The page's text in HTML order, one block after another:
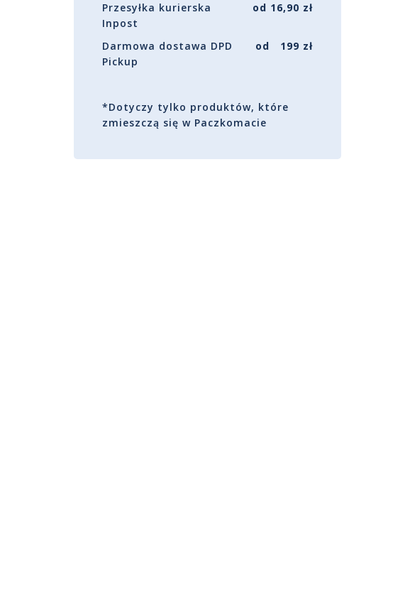
Przesyłka kurierska
Inpost
od 16,90 zł
Darmowa dostawa DPD
Pickup
od 199 zł
*Dotyczy tylko produktów, które
zmieszczą się w Paczkomacie